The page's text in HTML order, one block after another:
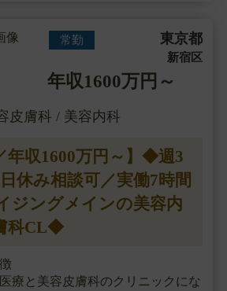
常勤 東京都
新宿区
年収1600万円～
皮膚科 / 美容内科
年収1600万円～】◆週3
休み相談可／実働7時間
ジングメインの美容内
科CL◆
療と美容皮膚科のクリニックにな